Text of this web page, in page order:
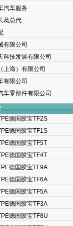
汽车服务
葛总代
有限公司
科技发展有限公司
上海）有限公司
有限公司
车零部件有限公司
德国胶宝TF2S
德国胶宝TF1S
德国胶宝TF5T
德国胶宝TF4T
德国胶宝TF9A
德国胶宝TF6A
德国胶宝TF5A
德国胶宝TF3A
德国胶宝TF8U